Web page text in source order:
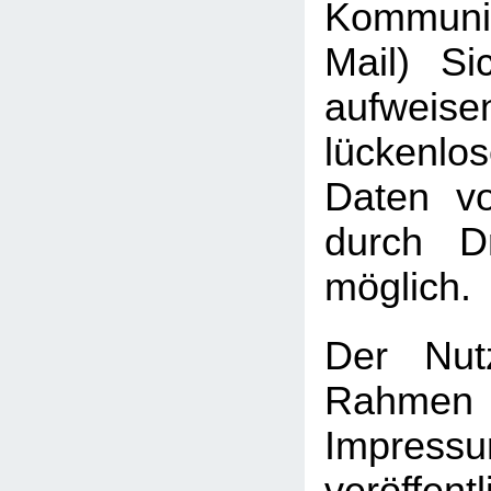
Mail)
Daten
durch
möglich.
Der